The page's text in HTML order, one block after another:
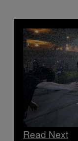
Read Next